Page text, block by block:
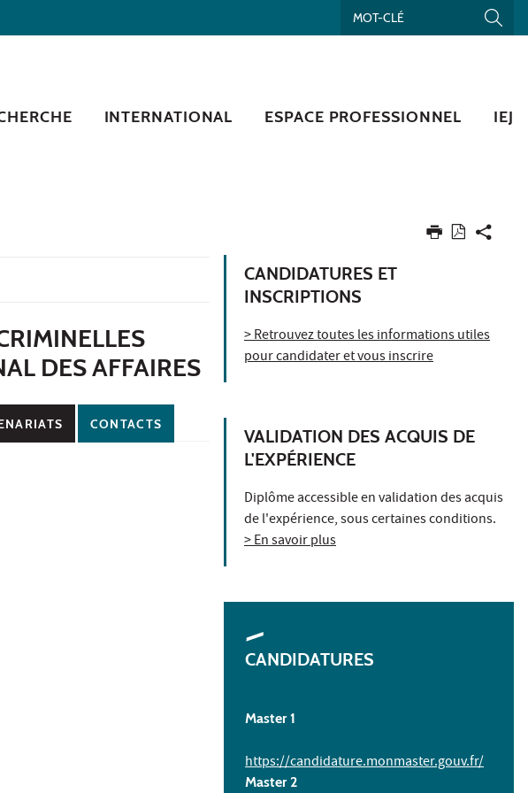
INTERNATIONAL ESPACE PROFESSIONNEL IEJ
DES AFFAIRES
CONTACTS
CANDIDATURES ET
INSCRIPTIONS
> Retrouvez toutes les informations utiles
pour candidater et vous inscrire
VALIDATION DES ACQUIS DE
L'EXPÉRIENCE
Diplôme accessible en validation des acquis
de l'expérience, sous certaines conditions.
> En savoir plus
CANDIDATURES
Master 1
https://candidature.monmaster.gouv.fr/
Master 2